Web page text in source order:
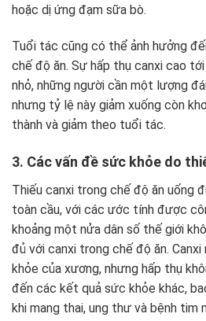
hoặc dị ứng đạm sữa bò.
Tuổi tác cũng có thể ảnh hưởng
chế độ ăn. Sự hấp thụ canxi cao
nhỏ, những người cần một lượng
nhưng tỷ lệ này giảm xuống còn
thành và giảm theo tuổi tác.
3. Các vấn đề sức khỏe do
Thiếu canxi trong chế độ ăn uống
toàn cầu, với các ước tính được
khoảng một nửa dân số thế giới
đủ với canxi trong chế độ ăn.
khỏe của xương, nhưng hấp thụ
đến các kết quả sức khỏe khác,
khi mang thai, ung thư và bệnh tim